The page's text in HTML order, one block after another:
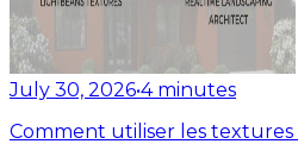
July 30, 2026•4 minutes
Comment utiliser les